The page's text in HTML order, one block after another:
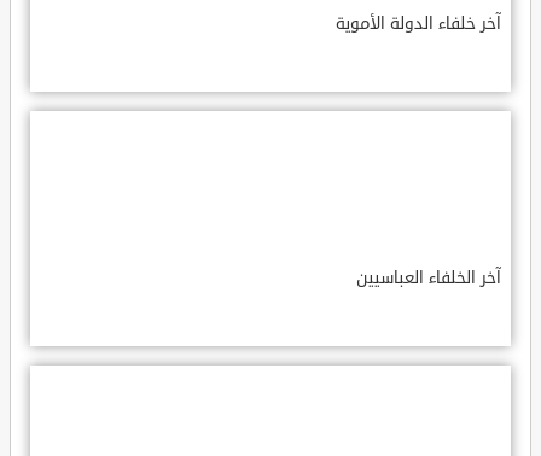
آخر خلفاء الدولة الأموية
آخر الخلفاء العباسيين